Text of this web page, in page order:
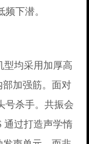
下潜。
型均采用加厚高
部加强筋。面对
号杀手。共振会
通过打造声学惰